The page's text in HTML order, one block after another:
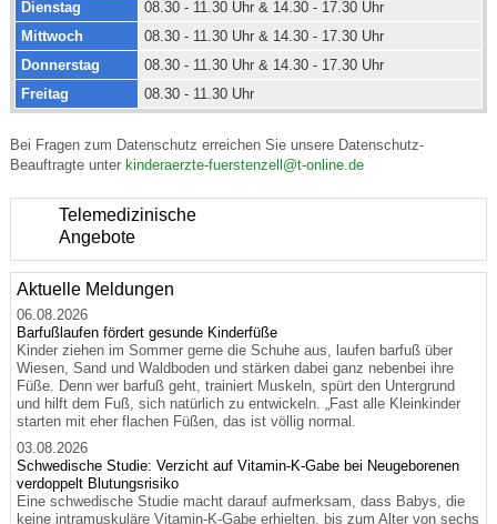
Dienstag
08.30 - 11.30 Uhr & 14.30 - 17.30 Uhr
Mittwoch
08.30 - 11.30 Uhr & 14.30 - 17.30 Uhr
Donnerstag
08.30 - 11.30 Uhr & 14.30 - 17.30 Uhr
Freitag
08.30 - 11.30 Uhr
Bei Fragen zum Datenschutz erreichen Sie unsere Datenschutz-
Beauftragte unter kinderaerzte-fuerstenzell@t-online.de
Telemedizinische
Angebote
Aktuelle Meldungen
06.08.2026
Barfußlaufen fördert gesunde Kinderfüße
Kinder ziehen im Sommer gerne die Schuhe aus, laufen barfuß über
Wiesen, Sand und Waldboden und stärken dabei ganz nebenbei ihre
Füße. Denn wer barfuß geht, trainiert Muskeln, spürt den Untergrund
und hilft dem Fuß, sich natürlich zu entwickeln. „Fast alle Kleinkinder
starten mit eher flachen Füßen, das ist völlig normal.
03.08.2026
Schwedische Studie: Verzicht auf Vitamin-K-Gabe bei Neugeborenen
verdoppelt Blutungsrisiko
Eine schwedische Studie macht darauf aufmerksam, dass Babys, die
keine intramuskuläre Vitamin-K-Gabe erhielten, bis zum Alter von sechs